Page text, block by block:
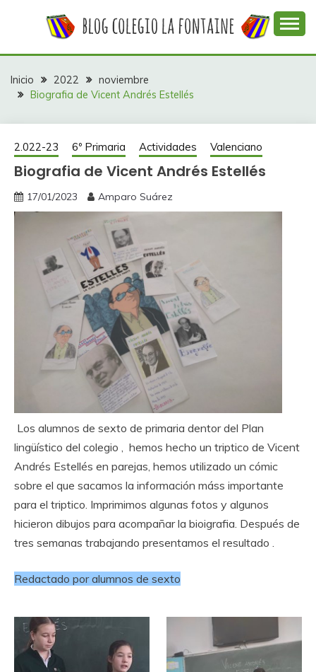
COLEGIO LA
FONTAINE
colegio La Fontaine
Inicio 2022
noviembre
Biografia de Vicent Andrés Estellés
2.022-23 6º Primaria Actividades Valenciano
Biografia de Vicent Andrés Estellés
17/01/2023 Amparo Suárez
Los alumnos de sexto de primaria dentor del Plan
lingüístico del colegio , hemos hecho un triptico de Vicent
Andrés Estellés en parejas, hemos utilizado un cómic
sobre el que sacamos la información máss importante
para el triptico. Imprimimos algunas fotos y algunos
hicieron dibujos para acompañar la bioigrafia. Después de
tres semanas trabajando presentamos el resultado .
Redactado por alumnos de sexto